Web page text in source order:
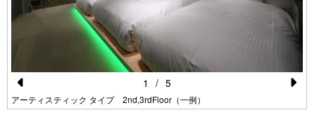
Pr
アーティスティック タイプ 2nd,3rdFloor（一例）
1 / 5